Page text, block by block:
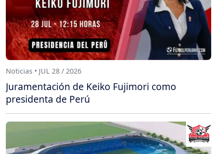
Noticias • JUL 28 / 2026
Juramentación de Keiko Fujimori como
presidenta de Perú